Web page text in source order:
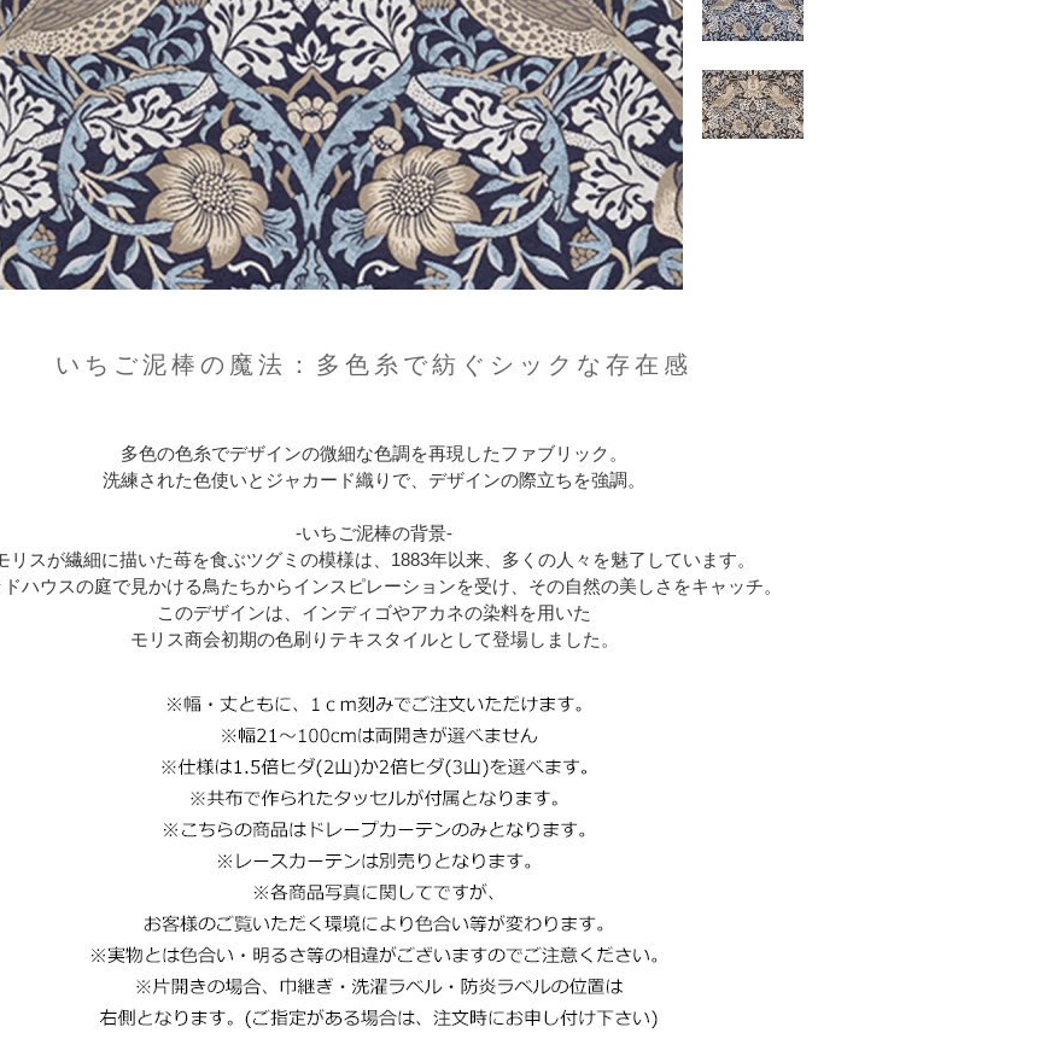
いちご泥棒の魔法：多色糸で紡ぐシックな存在感
多色の色糸でデザインの微細な色調を再現したファブリック。
洗練された色使いとジャカード織りで、デザインの際立ちを強調。
-いちご泥棒の背景-
リスが繊細に描いた苺を食ぶツグミの模様は、1883年以来、多くの人々を魅了しています。
ドハウスの庭で見かける鳥たちからインスピレーションを受け、その自然の美しさをキャッチ。
このデザインは、インディゴやアカネの染料を用いた
モリス商会初期の色刷りテキスタイルとして登場しました。